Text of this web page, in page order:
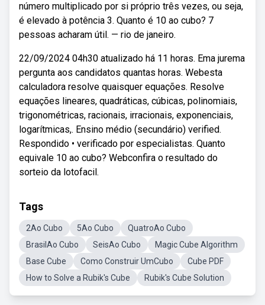
número multiplicado por si próprio três vezes, ou seja,
é elevado à potência 3. Quanto é 10 ao cubo? 7
pessoas acharam útil. — rio de janeiro.
22/09/2024 04h30 atualizado há 11 horas. Ema jurema
pergunta aos candidatos quantas horas. Webesta
calculadora resolve quaisquer equações. Resolve
equações lineares, quadráticas, cúbicas, polinomiais,
trigonométricas, racionais, irracionais, exponenciais,
logarítmicas,. Ensino médio (secundário) verified.
Respondido • verificado por especialistas. Quanto
equivale 10 ao cubo? Webconfira o resultado do
sorteio da lotofacil.
Tags
2Ao Cubo 5Ao Cubo
QuatroAo Cubo
BrasilAo Cubo
SeisAo Cubo
Magic Cube Algorithm
Base Cube
Como Construir UmCubo
Cube PDF
How to Solve a Rubik's Cube
Rubik's Cube Solution